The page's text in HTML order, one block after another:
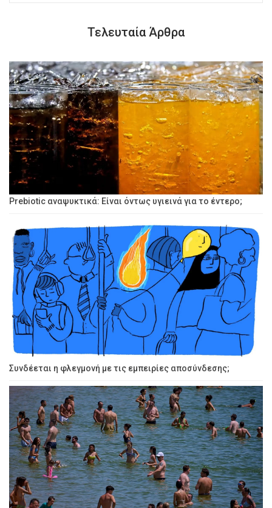
Τελευταία Άρθρα
Prebiotic αναψυκτικά: Είναι όντως υγιεινά για το έντερο;
Συνδέεται η φλεγμονή με τις εμπειρίες αποσύνδεσης;